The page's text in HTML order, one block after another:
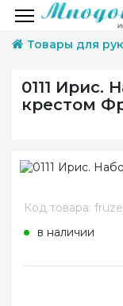
Товары для
0111 Ирис.
крестом
Код товара:
в наличии